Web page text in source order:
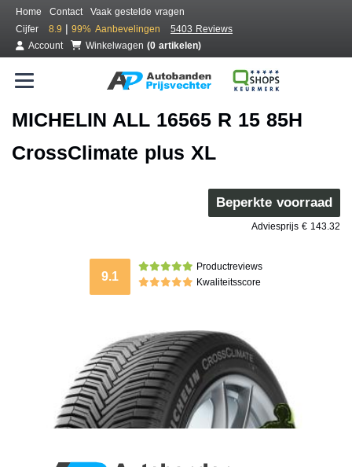
Home Contact
Vaak gestelde vragen
Cijfer
8.9 | 99% Aanbevelingen
5403 Reviews
Account
Winkelwagen (0 artikelen)
MICHELIN ALL 16565 R 15 85H
CrossClimate plus XL
Beperkte voorraad
Adviesprijs € 143.32
9.1
Productreviews
Kwaliteitsscore